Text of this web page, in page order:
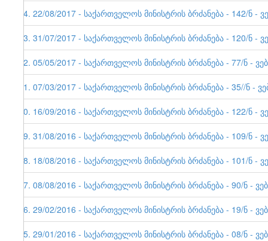
34. 22/08/2017 - საქართველოს მინისტრის ბრძანება - 142/ნ -
33. 31/07/2017 - საქართველოს მინისტრის ბრძანება - 120/ნ -
32. 05/05/2017 - საქართველოს მინისტრის ბრძანება - 77/ნ -
31. 07/03/2017 - საქართველოს მინისტრის ბრძანება - 35//ნ -
30. 16/09/2016 - საქართველოს მინისტრის ბრძანება - 122/ნ -
29. 31/08/2016 - საქართველოს მინისტრის ბრძანება - 109/ნ -
28. 18/08/2016 - საქართველოს მინისტრის ბრძანება - 101/ნ -
27. 08/08/2016 - საქართველოს მინისტრის ბრძანება - 90/ნ -
26. 29/02/2016 - საქართველოს მინისტრის ბრძანება - 19/ნ -
25. 29/01/2016 - საქართველოს მინისტრის ბრძანება - 08/ნ -